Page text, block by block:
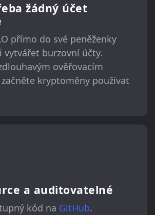
žádný účet
přímo do své peněženky
vytvářet burzovní účty.
ověřovacím
kryptoměny používat
a auditovatelné
kód na GitHub.